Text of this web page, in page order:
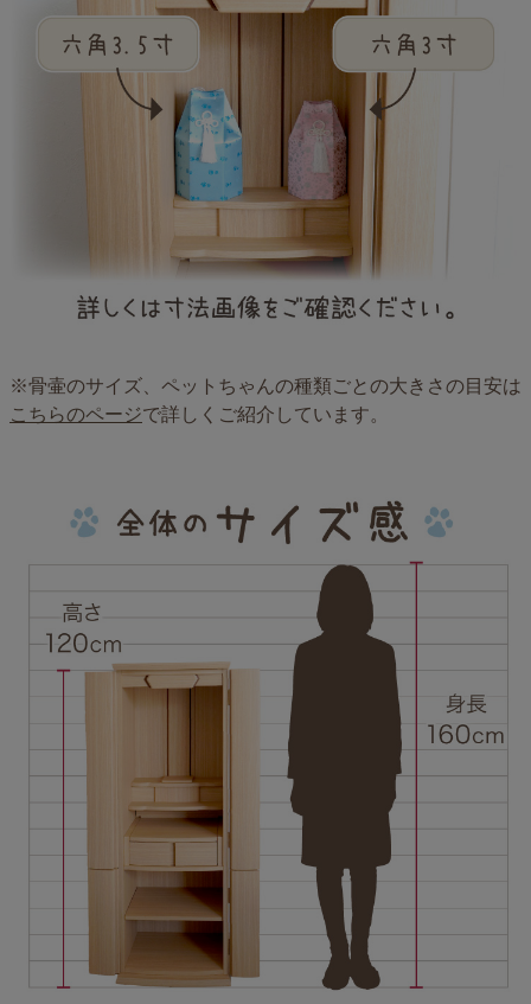
※骨壷のサイズ、ペットちゃんの種類ごとの大きさの目安は
こちらのページで詳しくご紹介しています。